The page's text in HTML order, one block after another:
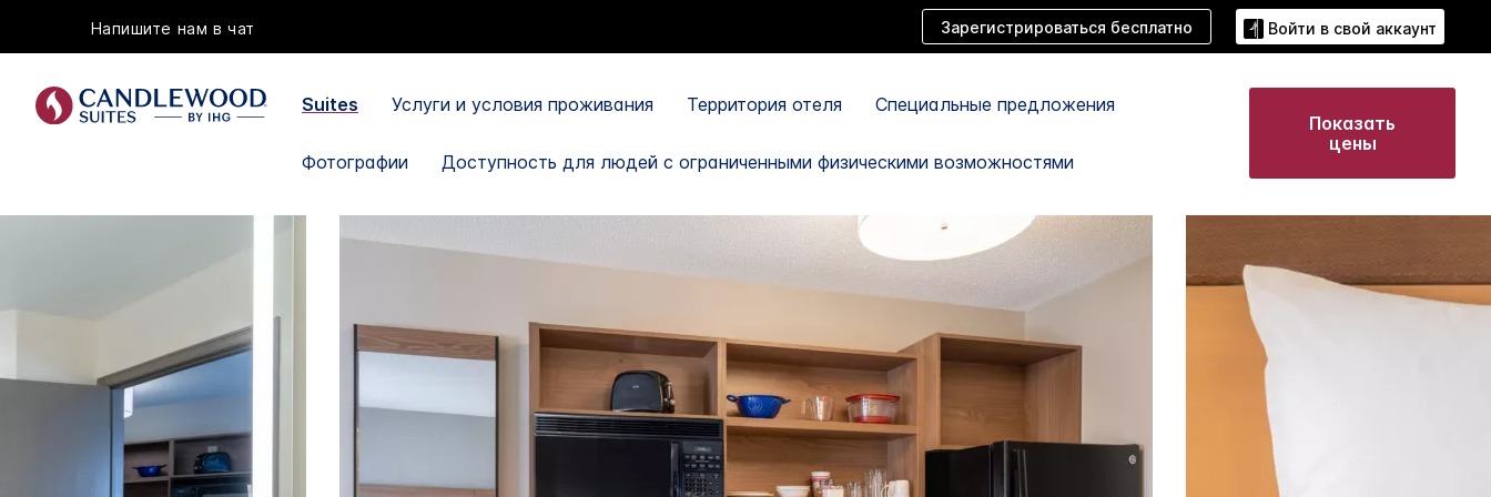
Напишите нам в чат Зарегистрироваться бесплатно Войти в свой аккаунт
Suites Услуги и условия проживания Территория отеля Специальные предложения
Фотографии Доступность для людей с ограниченными физическими возможностями
Показать
цены